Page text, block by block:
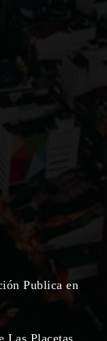
Publica en
Las Placetas